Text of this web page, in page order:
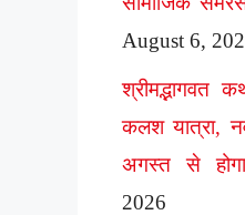
August 6,
श्रीमद्भागवत
कलश यात्रा,
अगस्त से
2026